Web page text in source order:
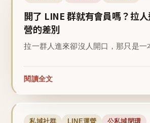
開了 LINE 群就有會員嗎？拉
營的差別
拉一群人進來卻沒人開口，那只是一
閱讀全文